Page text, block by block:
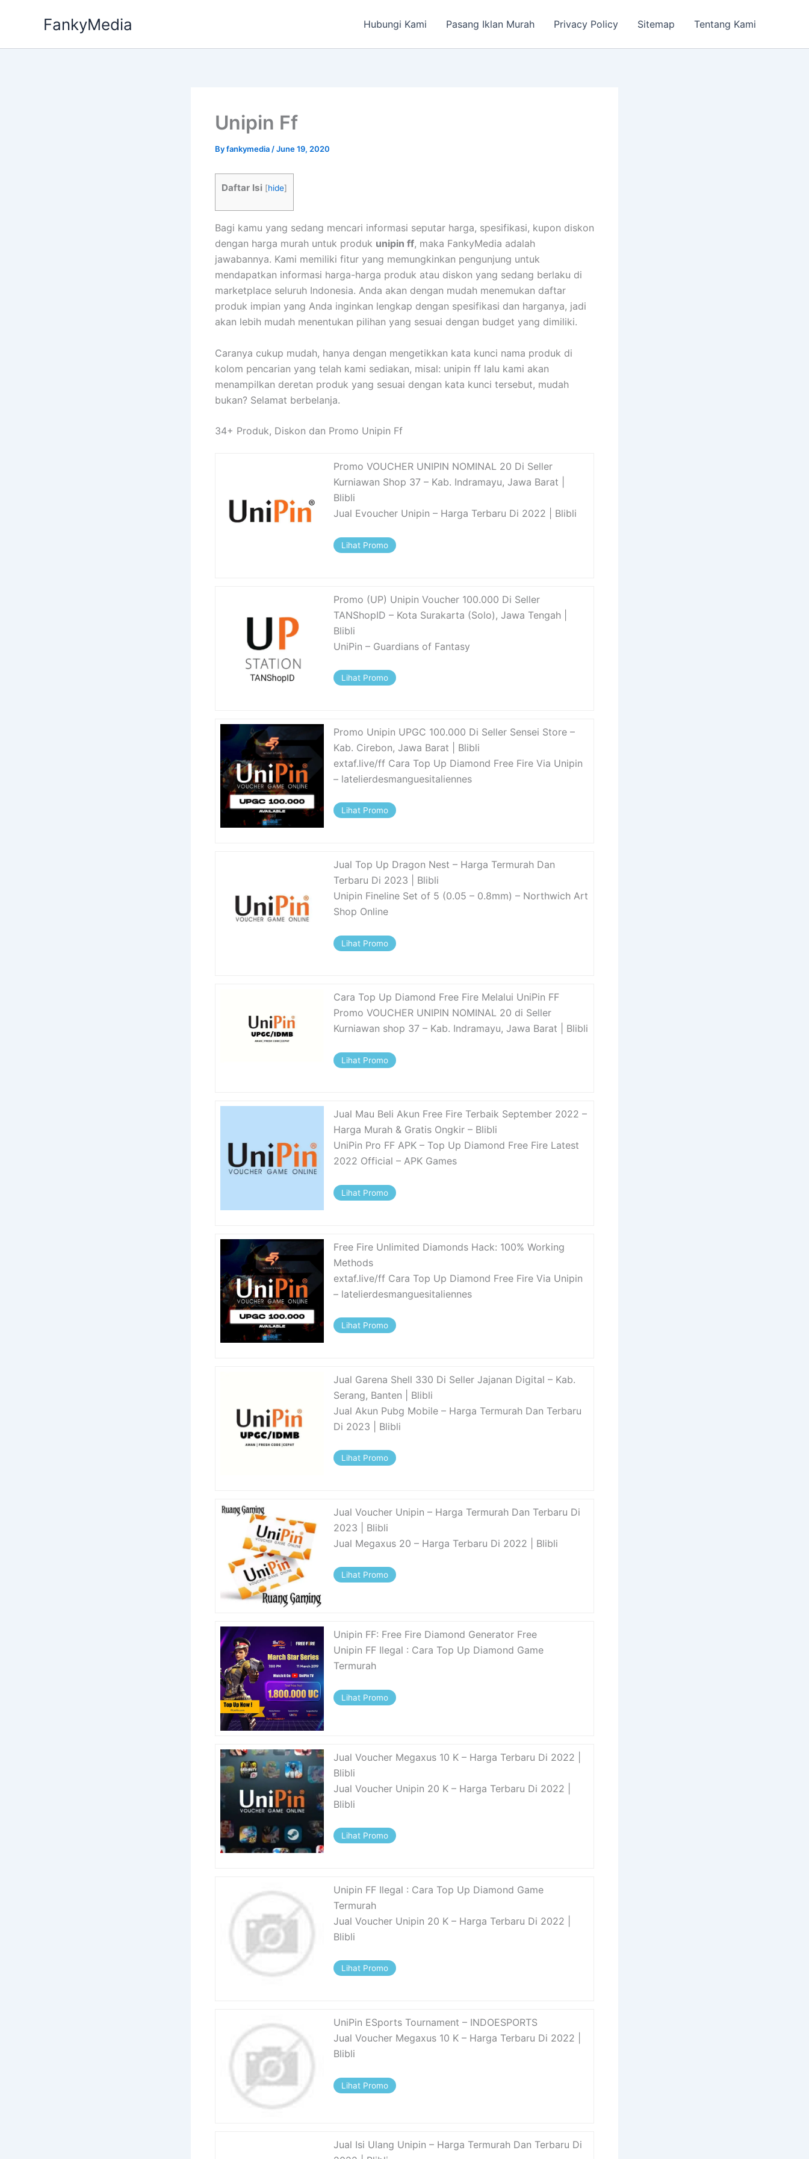
FankyMedia Hubungi Kami Pasang Iklan Murah Privacy Policy Sitemap Tentang Kami
Unipin Ff
Byfankymedia /June 19, 2020
Daftar Isi [hide]
Bagi kamu yang sedang mencari informasi seputar harga, spesifikasi, kupon diskon
dengan harga murah untuk produk unipin ff, maka FankyMedia adalah
jawabannya. Kami memiliki fitur yang memungkinkan pengunjung untuk
mendapatkan informasi harga-harga produk atau diskon yang sedang berlaku di
marketplace seluruh Indonesia. Anda akan dengan mudah menemukan daftar
produk impian yang Anda inginkan lengkap dengan spesifikasi dan harganya, jadi
akan lebih mudah menentukan pilihan yang sesuai dengan budget yang dimiliki.
Caranya cukup mudah, hanya dengan mengetikkan kata kunci nama produk di
kolom pencarian yang telah kami sediakan, misal: unipin ff lalu kami akan
menampilkan deretan produk yang sesuai dengan kata kunci tersebut, mudah
bukan? Selamat berbelanja.
34+ Produk, Diskon dan Promo Unipin Ff
Promo VOUCHER UNIPIN NOMINAL 20 Di Seller
Kurniawan Shop 37 – Kab. Indramayu, Jawa Barat |
Blibli
Jual Evoucher Unipin – Harga Terbaru Di 2022 | Blibli
Lihat Promo
Promo (UP) Unipin Voucher 100.000 Di Seller
TANShopID – Kota Surakarta (Solo), Jawa Tengah |
Blibli
UniPin – Guardians of Fantasy
Lihat Promo
Promo Unipin UPGC 100.000 Di Seller Sensei Store –
Kab. Cirebon, Jawa Barat | Blibli
extaf.live/ff Cara Top Up Diamond Free Fire Via Unipin
– latelierdesmanguesitaliennes
Lihat Promo
Jual Top Up Dragon Nest – Harga Termurah Dan
Terbaru Di 2023 | Blibli
Unipin Fineline Set of 5 (0.05 – 0.8mm) – Northwich Art
Shop Online
Lihat Promo
Cara Top Up Diamond Free Fire Melalui UniPin FF
Promo VOUCHER UNIPIN NOMINAL 20 di Seller
Kurniawan shop 37 – Kab. Indramayu, Jawa Barat | Blibli
Lihat Promo
Jual Mau Beli Akun Free Fire Terbaik September 2022 –
Harga Murah & Gratis Ongkir – Blibli
UniPin Pro FF APK – Top Up Diamond Free Fire Latest
2022 Official – APK Games
Lihat Promo
Free Fire Unlimited Diamonds Hack: 100% Working
Methods
extaf.live/ff Cara Top Up Diamond Free Fire Via Unipin
– latelierdesmanguesitaliennes
Lihat Promo
Jual Garena Shell 330 Di Seller Jajanan Digital – Kab.
Serang, Banten | Blibli
Jual Akun Pubg Mobile – Harga Termurah Dan Terbaru
Di 2023 | Blibli
Lihat Promo
Jual Voucher Unipin – Harga Termurah Dan Terbaru Di
2023 | Blibli
Jual Megaxus 20 – Harga Terbaru Di 2022 | Blibli
Lihat Promo
Unipin FF: Free Fire Diamond Generator Free
Unipin FF Ilegal : Cara Top Up Diamond Game
Termurah
Lihat Promo
Jual Voucher Megaxus 10 K – Harga Terbaru Di 2022 |
Blibli
Jual Voucher Unipin 20 K – Harga Terbaru Di 2022 |
Blibli
Lihat Promo
Unipin FF Ilegal : Cara Top Up Diamond Game
Termurah
Jual Voucher Unipin 20 K – Harga Terbaru Di 2022 |
Blibli
Lihat Promo
UniPin ESports Tournament – INDOESPORTS
Jual Voucher Megaxus 10 K – Harga Terbaru Di 2022 |
Blibli
Lihat Promo
Jual Isi Ulang Unipin – Harga Termurah Dan Terbaru Di